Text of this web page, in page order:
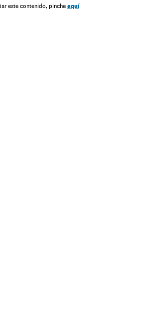
este contenido, pinche aquí